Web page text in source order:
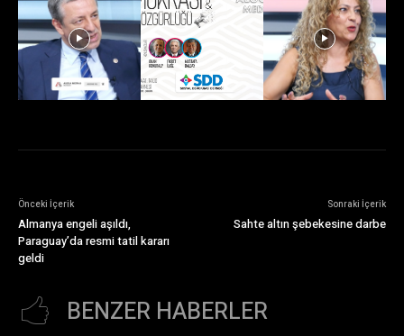
Önceki İçerik
Almanya engeli aşıldı,
Paraguay’da resmi tatil kararı
geldi
Sonraki İçerik
Sahte altın şebekesine darbe
BENZER HABERLER